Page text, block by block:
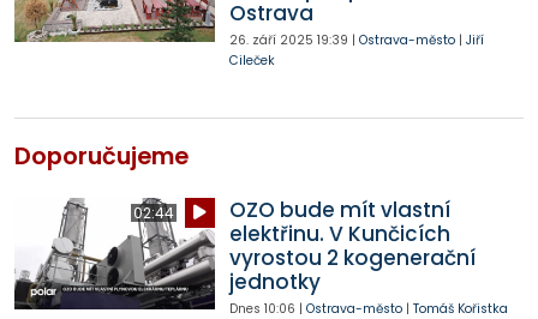
Ostrava
26. září 2025 19:39 | Ostrava-město| Jiří
Cileček
Doporučujeme
02:44
OZO bude mít vlastní
elektřinu. V Kunčicích
vyrostou 2 kogenerační
jednotky
Dnes 10:06 | Ostrava-město| Tomáš Kořistka